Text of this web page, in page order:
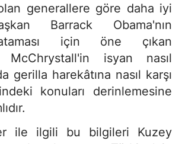
generallere göre daha iyi
Barrack Obama'nın
için öne çıkan
McChrystall'in isyan nasıl
gerilla harekâtına nasıl karşı
konuları derinlemesine
ile ilgili bu bilgileri Kuzey